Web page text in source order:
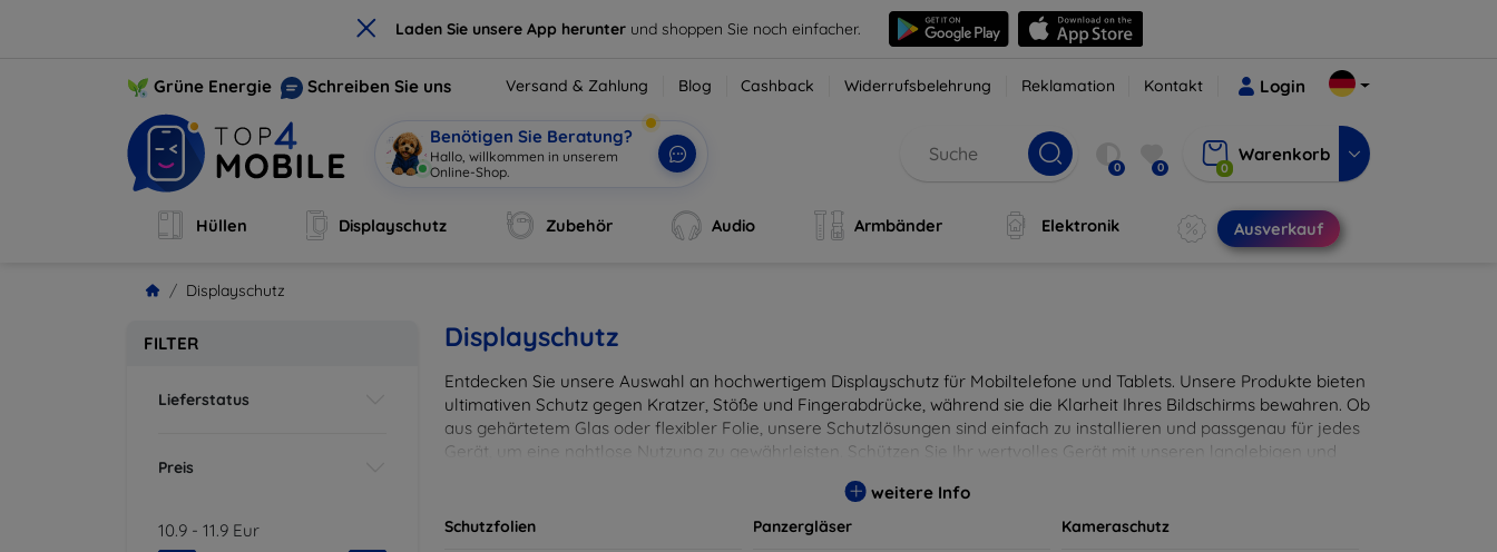
× Laden Sie unsere App herunter und shoppen Sie noch einfacher.
Grüne Energie Schreiben Sie uns Versand & Zahlung Blog Cashback Widerrufsbelehrung Reklamation Kontakt Login
Benötigen Sie Beratung?
Hallo, willkommen in unserem
Online-Shop.
0 0 0
Warenkorb
Hüllen Displayschutz Zubehör Audio Armbänder Elektronik Ausverkauf
Displayschutz
FILTER
Lieferstatus
Preis
10.9 - 11.9 Eur
Displayschutz
Entdecken Sie unsere Auswahl an hochwertigem Displayschutz für Mobiltelefone und Tablets. Unsere Produkte bieten
ultimativen Schutz gegen Kratzer, Stöße und Fingerabdrücke, während sie die Klarheit Ihres Bildschirms bewahren. Ob
aus gehärtetem Glas oder flexibler Folie, unsere Schutzlösungen sind einfach zu installieren und passgenau für jedes
Gerät, um eine nahtlose Nutzung zu gewährleisten. Schützen Sie Ihr wertvolles Gerät mit unseren langlebigen und
weitere Info
Schutzfolien Panzergläser Kameraschutz